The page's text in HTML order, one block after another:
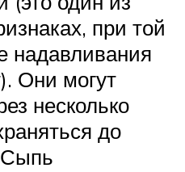
при той
надавливания
Они могут
несколько
до
Сыпь